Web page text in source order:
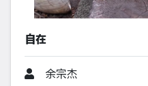
自在
作者
余宗杰